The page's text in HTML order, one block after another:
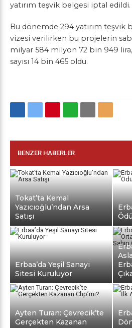
yatırım teşvik belgesi iptal edildi.
Bu dönemde 294 yatırım teşvik
vizesi verilirken bu projelerin
milyar 584 milyon 72 bin 949
sayısı 14 bin 465 oldu.
BENZER HABERLER
Tokat’ta Kemal
Yazıcıoğlu’ndan Arsa
Satışı
Erbaa’da Yeşil Sanayi
Sitesi Kuruluyor
Ayten Turan: Çevrecik’te
Gerçekten Kazanan